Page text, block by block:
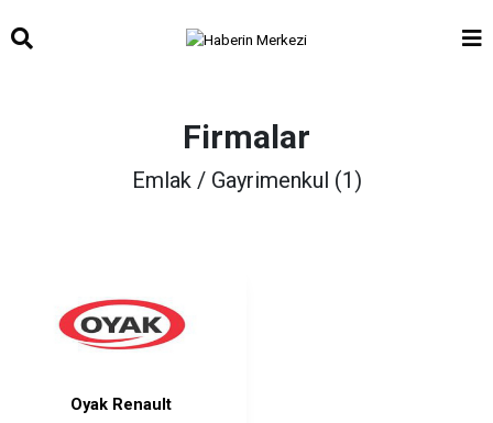
Firmalar
Emlak / Gayrimenkul (1)
Oyak Renault